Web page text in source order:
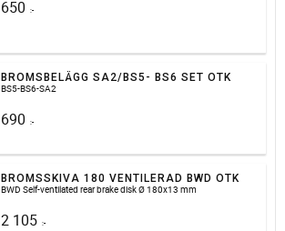
650 :-
BROMSBELÄGG SA2/BS5- BS6 SET OTK
BS5-BS6-SA2
690 :-
BROMSSKIVA 180 VENTILERAD BWD OTK
BWD Self-ventilated rear brake disk Ø 180x13 mm
2 105 :-